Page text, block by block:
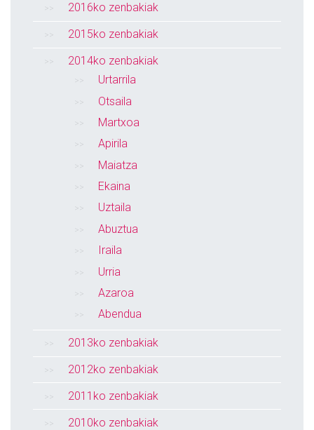
2016ko zenbakiak
2015ko zenbakiak
2014ko zenbakiak
Urtarrila
Otsaila
Martxoa
Apirila
Maiatza
Ekaina
Uztaila
Abuztua
Iraila
Urria
Azaroa
Abendua
2013ko zenbakiak
2012ko zenbakiak
2011ko zenbakiak
2010ko zenbakiak